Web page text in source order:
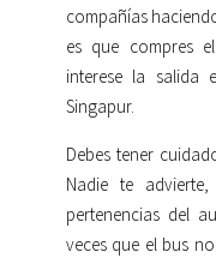
compañías
es que compres
interese la salida
Singapur.
Debes tener
Nadie te
pertenencias del
veces que el bus